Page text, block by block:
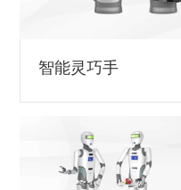
智能灵巧手